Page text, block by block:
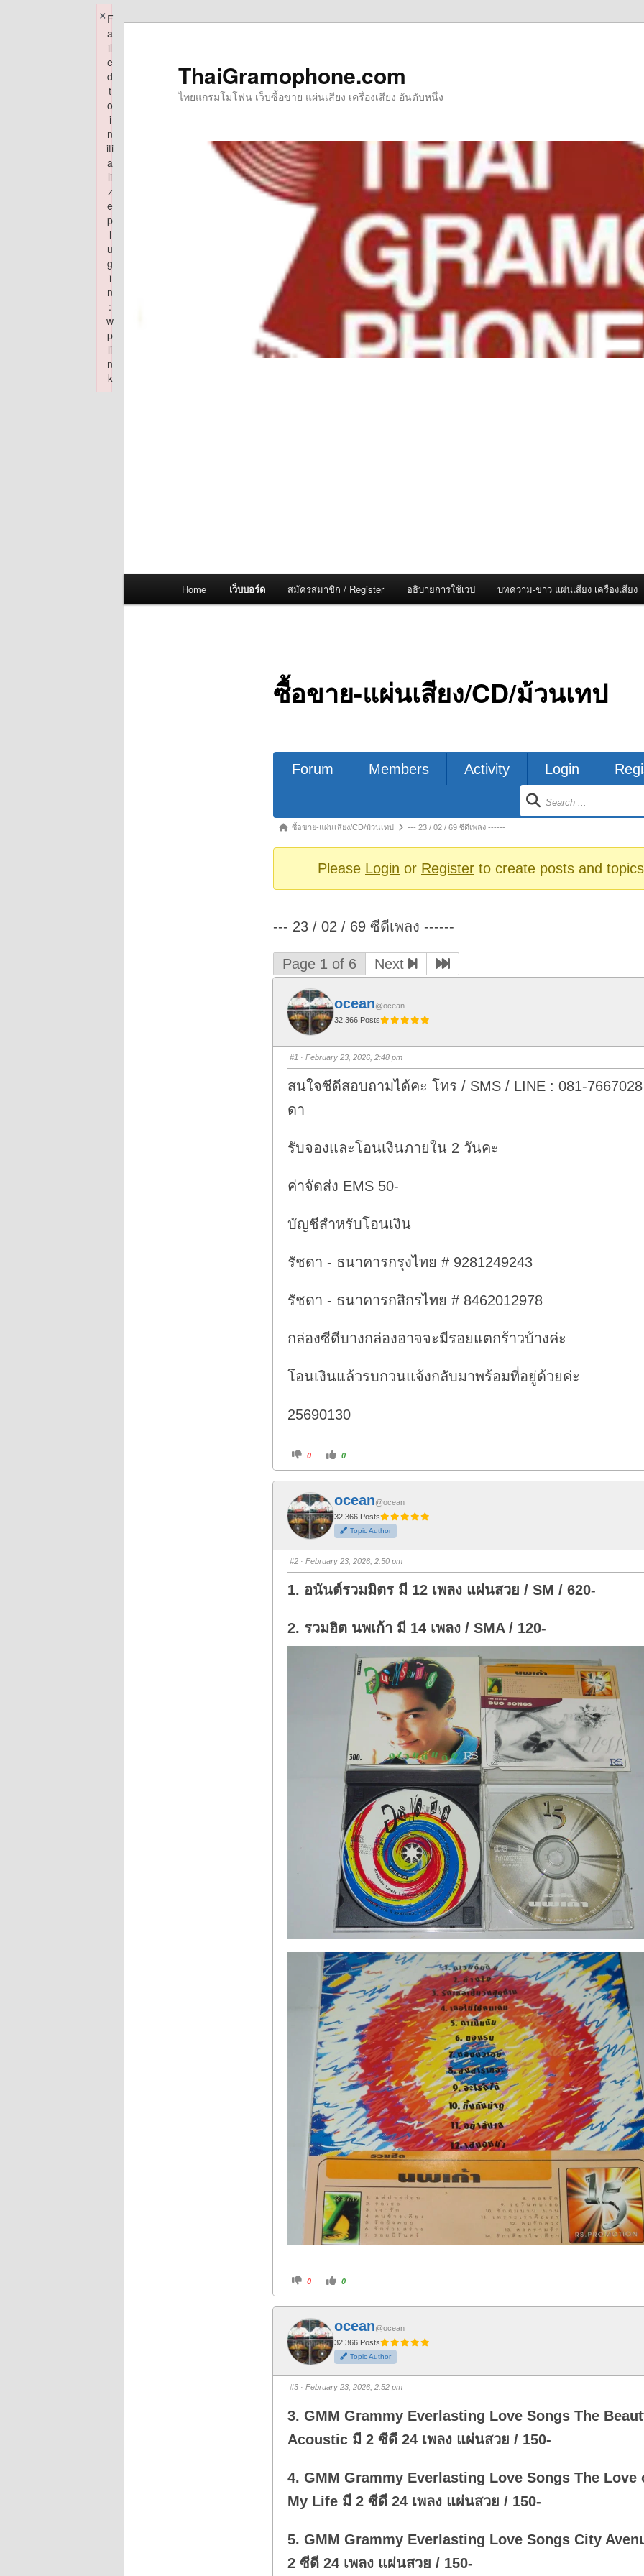
ThaiGramophone.com
ไทยแกรมโมโฟน เว็บซื้อขาย แผ่นเสียง เครื่องเสียง อันดับหนึ่ง
Home เว็บบอร์ด สมัครสมาชิก / Register อธิบายการใช้เวป บทความ-ข่าว แผ่นเสียง เครื่องเสียง
ซื้อขาย-แผ่นเสียง/CD/ม้วนเทป
Forum
Forum Members Activity Login
Forum
breadcrumbs
here:
ซื้อขาย-แผ่นเสียง/CD/ม้วนเทป --- 23 / 02 / 69 ซีดีเพลง ------
Please Login or Registerto create posts and
--- 23 / 02 / 69 ซีดีเพลง ------
Page 1 of 6 Next
ocean@ocean
32,366 Posts
#1 · February 23, 2026, 2:48 pm
สนใจซีดีสอบถามได้คะ โทร / SMS / LINE : 081-
ดา
รับจองและโอนเงินภายใน 2 วันคะ
ค่าจัดส่ง EMS 50-
บัญชีสำหรับโอนเงิน
รัชดา - ธนาคารกรุงไทย # 9281249243
รัชดา - ธนาคารกสิกรไทย # 8462012978
กล่องซีดีบางกล่องอาจจะมีรอยแตกร้าวบ้างค่ะ
โอนเงินแล้วรบกวนแจ้งกลับมาพร้อมที่อยู่ด้วยค่ะ
25690130
C
i
f
o
r
t
h
u
m
d
o
n
0
C
i
o
t
h
u
m
u
p
0
ocean@ocean
32,366 Posts
Topic Author
#2· February 23, 2026, 2:50 pm
1. อนันต์รวมมิตร มี 12 เพลง แผ่นสวย / SM / 620-
2. รวมฮิต นพเก้า มี 14 เพลง / SMA / 120-
C
i
f
o
r
t
h
u
m
d
o
n
0
C
i
o
t
h
u
m
u
p
0
ocean@ocean
32,366 Posts
Topic Author
#3· February 23, 2026, 2:52 pm
3. GMM Grammy Everlasting Love Songs The
Acoustic มี 2 ซีดี 24 เพลง แผ่นสวย / 150-
4. GMM Grammy Everlasting Love Songs The Love
My Life มี 2 ซีดี 24 เพลง แผ่นสวย / 150-
5. GMM Grammy Everlasting Love Songs City
2 ซีดี 24 เพลง แผ่นสวย / 150-
F
a
il
e
d
t
o
i
n
iti
a
li
z
e
p
l
u
g
i
n
:
w
p
li
n
k
×